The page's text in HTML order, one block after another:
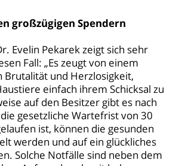
großzügigen Spendern
Evelin Pekarek zeigt sich sehr
Fall: „Es zeugt von einem
Brutalität und Herzlosigkeit,
einfach ihrem Schicksal zu
auf den Besitzer gibt es nach
gesetzliche Wartefrist von 30
ist, können die gesunden
werden und auf ein glückliches
Solche Notfälle sind neben dem